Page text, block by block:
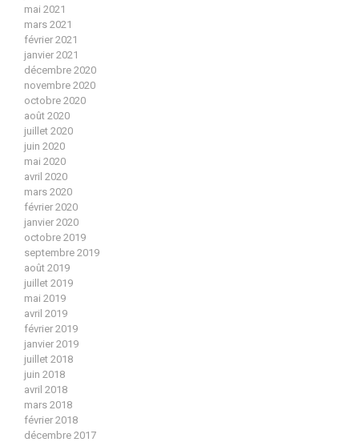
mai 2021
mars 2021
février 2021
janvier 2021
décembre 2020
novembre 2020
octobre 2020
août 2020
juillet 2020
juin 2020
mai 2020
avril 2020
mars 2020
février 2020
janvier 2020
octobre 2019
septembre 2019
août 2019
juillet 2019
mai 2019
avril 2019
février 2019
janvier 2019
juillet 2018
juin 2018
avril 2018
mars 2018
février 2018
décembre 2017